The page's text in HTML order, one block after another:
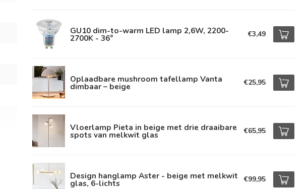
GU10 dim-to-warm LED lamp 2,6W, 2200-
2700K - 36° €3,49
Oplaadbare mushroom tafellamp Vanta
dimbaar – beige €25,95
Vloerlamp Pieta in beige met drie draaibare
spots van melkwit glas €65,95
Design hanglamp Aster - beige met melkwit
glas, 6-lichts €99,95